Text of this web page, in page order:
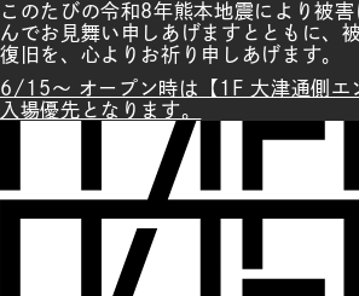
このたびの令和8年熊本地震により被
んでお見舞い申しあげますとともに、
復旧を、心よりお祈り申しあげます。
6/15～ オープン時は【1F 大津通側エ
入場優先となります。